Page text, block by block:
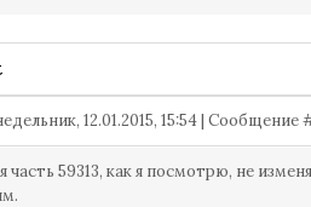
12.01.2015, 15:54 | Сообщение
часть 59313, как я посмотрю, не